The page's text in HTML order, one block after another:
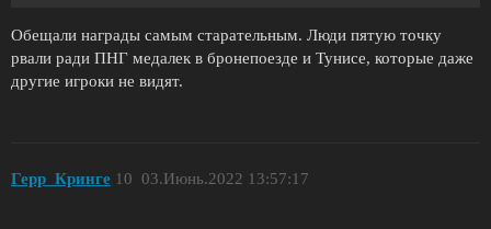
Обещали награды самым старательным. Люди пятую точку
рвали ради ПНГ медалек в бронепоезде и Тунисе, которые даже
другие игроки не видят.
Герр_Кринге 03.Июнь.2022 13:57:17
10